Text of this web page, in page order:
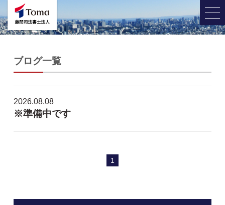
ブログ一覧
2026.08.08
※準備中です
1